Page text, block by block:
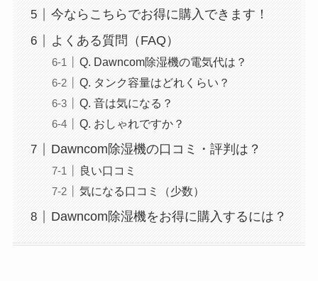
今ならこちらでお得に購入できます！
よくある質問（FAQ）
Q. Dawncom除湿機の電気代は？
Q. タンク容量はどれくらい？
Q. 音は気になる？
Q. おしゃれですか？
Dawncom除湿機の口コミ・評判は？
良い口コミ
気になる口コミ（少数）
Dawncom除湿機をお得に購入するには？